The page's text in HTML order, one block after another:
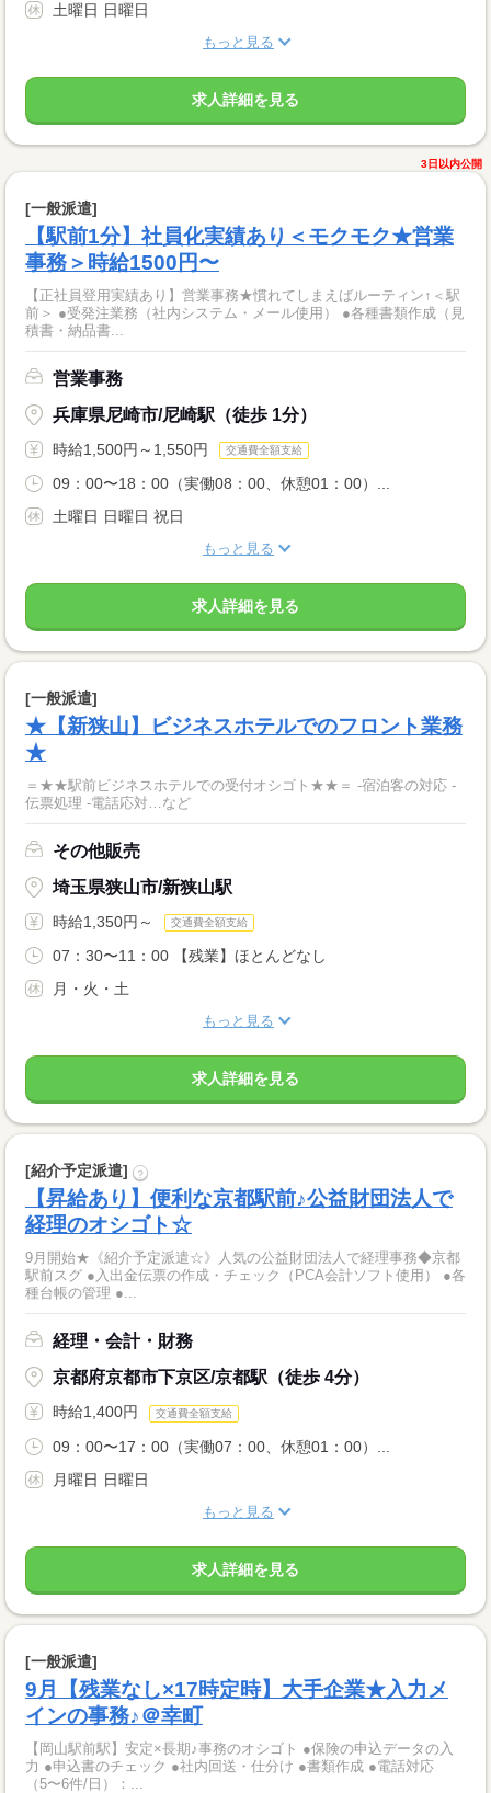
土曜日 日曜日
もっと見る
求人詳細を見る
3日以内公開
[一般派遣]
【駅前1分】社員化実績あり＜モクモク★営業
事務＞時給1500円〜
【正社員登用実績あり】営業事務★慣れてしまえばルーティン↑＜駅
前＞ ●受発注業務（社内システム・メール使用） ●各種書類作成（見
積書・納品書...
営業事務
兵庫県尼崎市/尼崎駅（徒歩 1分）
時給1,500円～1,550円 交通費全額支給
09：00〜18：00（実働08：00、休憩01：00）...
土曜日 日曜日 祝日
もっと見る
求人詳細を見る
[一般派遣]
★【新狭山】ビジネスホテルでのフロント業務
★
＝★★駅前ビジネスホテルでの受付オシゴト★★＝ -宿泊客の対応 -
伝票処理 -電話応対…など
その他販売
埼玉県狭山市/新狭山駅
時給1,350円～ 交通費全額支給
07：30〜11：00 【残業】ほとんどなし
月・火・土
もっと見る
求人詳細を見る
[紹介予定派遣] ?
【昇給あり】便利な京都駅前♪公益財団法人で
経理のオシゴト☆
9月開始★《紹介予定派遣☆》人気の公益財団法人で経理事務◆京都
駅前スグ ●入出金伝票の作成・チェック（PCA会計ソフト使用） ●各
種台帳の管理 ●...
経理・会計・財務
京都府京都市下京区/京都駅（徒歩 4分）
時給1,400円 交通費全額支給
09：00〜17：00（実働07：00、休憩01：00）...
月曜日 日曜日
もっと見る
求人詳細を見る
[一般派遣]
9月【残業なし×17時定時】大手企業★入力メ
インの事務♪＠幸町
【岡山駅前駅】安定×長期♪事務のオシゴト ●保険の申込データの入
力 ●申込書のチェック ●社内回送・仕分け ●書類作成 ●電話対応
（5〜6件/日）：...